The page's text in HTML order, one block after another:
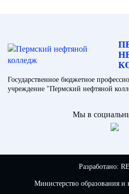
Государственное бюджетное
учреждение "Пермский нефтяной
Мы в
Разработано:
Министерство образования и